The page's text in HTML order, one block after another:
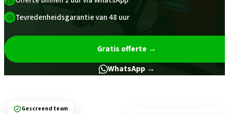
Tevredenheidsgarantie van 48 uur
Gratis offerte →
WhatsApp →
Gescreend team